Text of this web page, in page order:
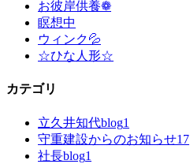
お彼岸供養❁
瞑想中
ウィンク💦
☆ひな人形☆
カテゴリ
立久井知代blog1
守重建設からのお知らせ17
社長blog1